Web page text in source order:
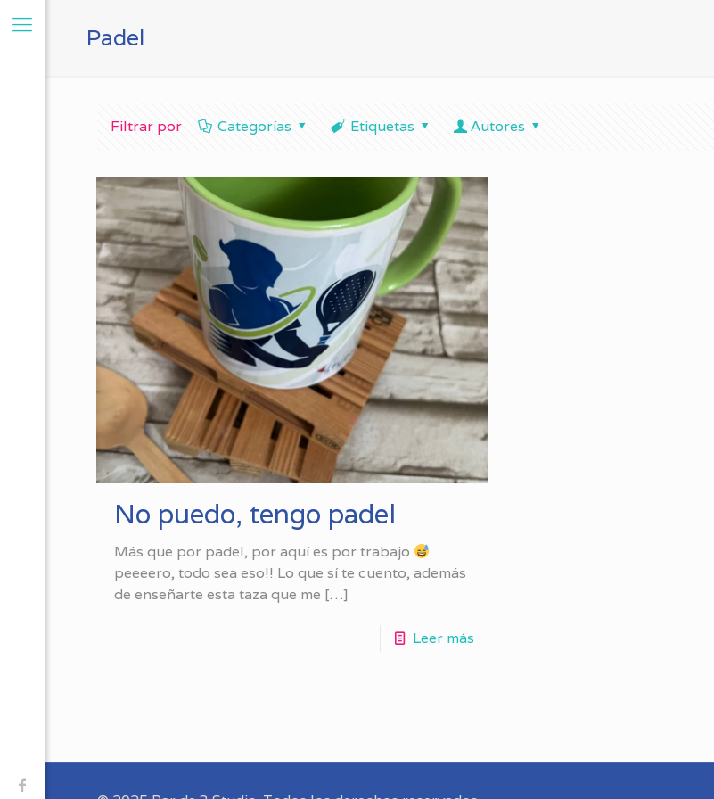
Padel
Filtrar por Categorías Etiquetas Autores
No puedo, tengo padel
Más que por padel, por aquí es por trabajo
peeeero, todo sea eso!! Lo que sí te cuento, además
de enseñarte esta taza que me […]
Leer más